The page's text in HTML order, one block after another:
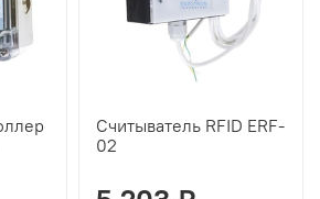
Считыватель RFID ERF-
02